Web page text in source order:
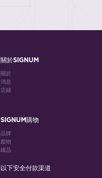
關於SIGNUM
關於
消息
店鋪
SIGNUM購物
品牌
龐物
綴品
以下安全付款渠道